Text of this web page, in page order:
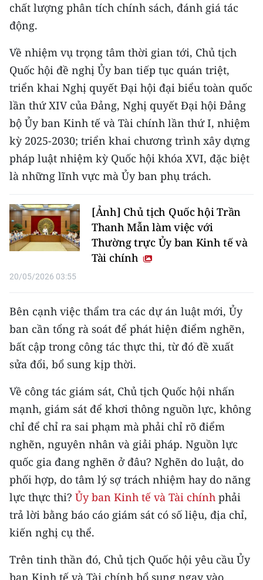
Media Pháp luật
Media Du lịch
Media Thế giới
Media Thể thao
Media Giáo dục
Media Y tế
Media Khoa học - Công nghệ
Media Môi trường
Ảnh
TIN ĐỊA PHƯƠNG
Trung du và miền núi phía Bắc
Bắc Trung Bộ
Duyên hải Nam Trung Bộ và Tây
Nguyên
Đông Nam Bộ
Đồng bằng sông Cửu Long
Chuyên trang Hà Nội
CHUYÊN ĐỀ
chất lượng phân tích chính sách, đánh giá tác
động.
Về nhiệm vụ trọng tâm thời gian tới, Chủ tịch
Quốc hội đề nghị Ủy ban tiếp tục quán triệt,
triển khai Nghị quyết Đại hội đại biểu toàn quốc
lần thứ XIV của Đảng, Nghị quyết Đại hội Đảng
bộ Ủy ban Kinh tế và Tài chính lần thứ I, nhiệm
kỳ 2025-2030; triển khai chương trình xây dựng
pháp luật nhiệm kỳ Quốc hội khóa XVI, đặc biệt
là những lĩnh vực mà Ủy ban phụ trách.
[Ảnh] Chủ tịch Quốc hội Trần
Thanh Mẫn làm việc với
Thường trực Ủy ban Kinh tế và
Tài chính
20/05/2026 03:55
Bên cạnh việc thẩm tra các dự án luật mới, Ủy
ban cần tổng rà soát để phát hiện điểm nghẽn,
bất cập trong công tác thực thi, từ đó đề xuất
sửa đổi, bổ sung kịp thời.
Về công tác giám sát, Chủ tịch Quốc hội nhấn
mạnh, giám sát để khơi thông nguồn lực, không
chỉ để chỉ ra sai phạm mà phải chỉ rõ điểm
nghẽn, nguyên nhân và giải pháp. Nguồn lực
quốc gia đang nghẽn ở đâu? Nghẽn do luật, do
phối hợp, do tâm lý sợ trách nhiệm hay do năng
lực thực thi? Ủy ban Kinh tế và Tài chính phải
trả lời bằng báo cáo giám sát có số liệu, địa chỉ,
kiến nghị cụ thể.
Trên tinh thần đó, Chủ tịch Quốc hội yêu cầu Ủy
ban Kinh tế và Tài chính bổ sung ngay vào